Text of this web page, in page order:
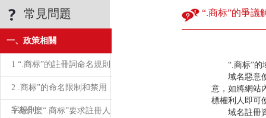
常見問題
一、政策相關
1 “.商标”的註冊詞命名規則
2 .商标”的命名限制和禁用
字規則
3 為什麽“.商标”要求註冊人
“.商标”的爭議
“.商标”的域
域名惡意使
意，如將網站
標權利人即可
域名註冊資